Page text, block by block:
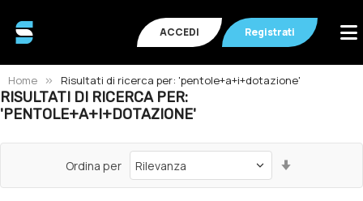
ACCEDI Registrati
Home Risultati di ricerca per: 'pentole+a+i+dotazione'
RISULTATI DI RICERCA PER:
'PENTOLE+A+I+DOTAZIONE'
Ordina per
direzione